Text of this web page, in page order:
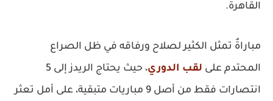
القاهرة.
مباراةٌ تمثل الكثير لصلاح ورفاقه في ظل الصراع
المحتدم على لقب الدوري
، حيث يحتاج الريدز إلى 5
انتصارات فقط من أصل 9 مباريات متبقية، على أمل تعثر